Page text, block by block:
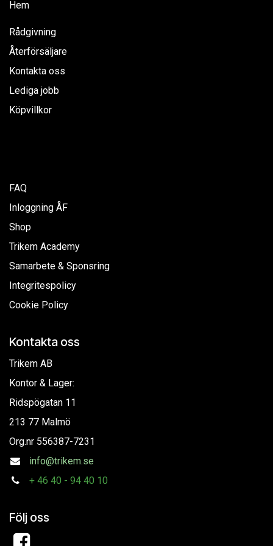
Hem
Rådgivning
Återförsäljare
Kontakta oss
Lediga jobb
Köpvillkor
FAQ
Inloggning ÅF
Shop
Trikem Academy
Samarbete & Sponsring
Integritespolicy
Cookie Policy
Kontakta oss
Trikem AB
Kontor & Lager:
Ridspögatan 11
213 77 Malmö
Org.nr 556387-7231
info@trikem.se
+ 46 40 - 94 40 10
Följ oss